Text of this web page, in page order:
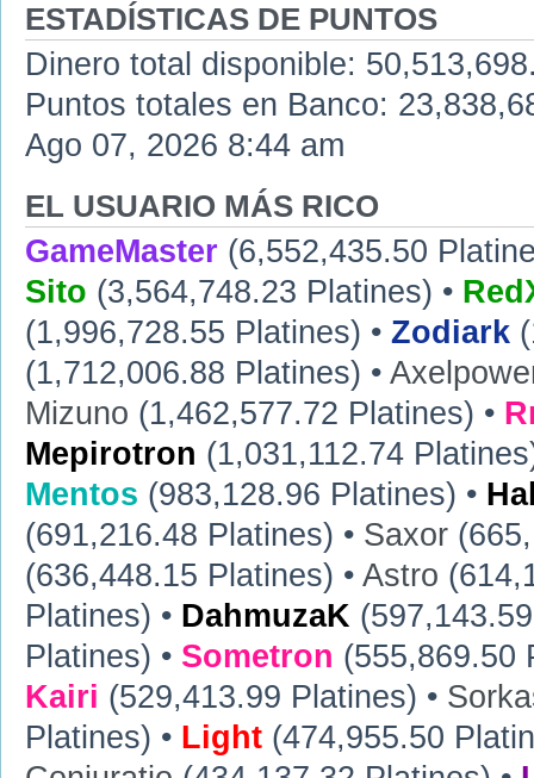
ESTADÍSTICAS DE PUNTOS
Dinero total disponible:
Puntos totales en Banco:
Ago 07, 2026 8:44 am
EL USUARIO MÁS RICO
GameMaster (6,552,435.50
Sito (3,564,748.23 Platines) •
(1,996,728.55 Platines) • Zodiark
(1,712,006.88 Platines) •
Mizuno (1,462,577.72 Platines) •
Mepirotron (1,031,112.74
Mentos (983,128.96 Platines) •
(691,216.48 Platines) • Saxor
(636,448.15 Platines) • Astro
Platines) • DahmuzaK
Platines) • Sometron (555,869.50
Kairi (529,413.99 Platines) •
Platines) • Light (474,955.50